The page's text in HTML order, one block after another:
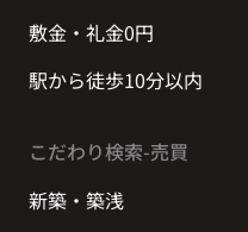
敷金・礼金0円
駅から徒歩10分以内
こだわり検索-売買
新築・築浅